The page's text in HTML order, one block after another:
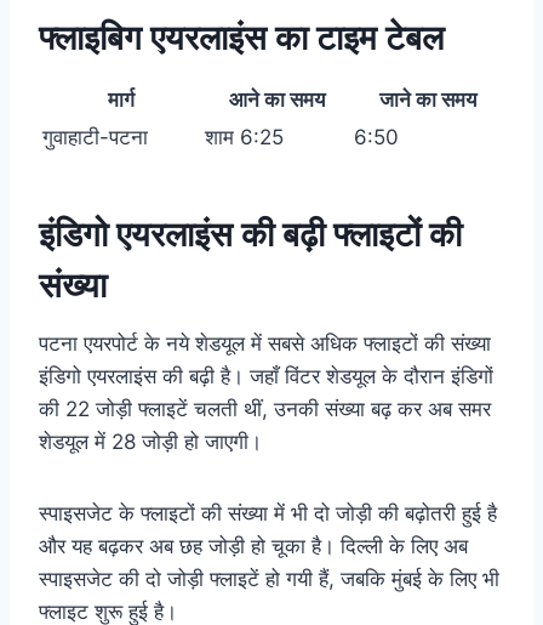
फ्लाइबिग एयरलाइंस का टाइम टेबल
मार्ग आने का समय
जाने का समय
गुवाहाटी-पटना
शाम 6:25 6:50
इंडिगो एयरलाइंस की बढ़ी फ्लाइटों की
संख्या
पटना एयरपोर्ट के नये शेडयूल में सबसे अधिक फ्लाइटों की संख्या
इंडिगो एयरलाइंस की बढ़ी है। जहाँ विंटर शेडयूल के दौरान इंडिगों
की 22 जोड़ी फ्लाइटें चलती थीं, उनकी संख्या बढ़ कर अब समर
शेडयूल में 28 जोड़ी हो जाएगी।
स्पाइसजेट के फ्लाइटों की संख्या में भी दो जोड़ी की बढ़ोतरी हुई है
और यह बढ़कर अब छह जोड़ी हो चूका है। दिल्ली के लिए अब
स्पाइसजेट की दो जोड़ी फ्लाइटें हो गयी हैं, जबकि मुंबई के लिए भी
फ्लाइट शुरू हुई है।